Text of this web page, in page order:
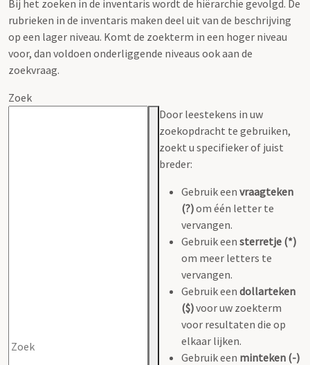
Bij het zoeken in de inventaris wordt de hiërarchie gevolgd. De
rubrieken in de inventaris maken deel uit van de beschrijving
op een lager niveau. Komt de zoekterm in een hoger niveau
voor, dan voldoen onderliggende niveaus ook aan de
zoekvraag.
Zoek
Door leestekens in uw
zoekopdracht te gebruiken,
zoekt u specifieker of juist
breder:
Gebruik een vraagteken
(?)om één letter te
vervangen.
Gebruik een sterretje (*)
om meer letters te
vervangen.
Gebruik een dollarteken
($)voor uw zoekterm
voor resultaten die op
elkaar lijken.
Gebruik een minteken (-)